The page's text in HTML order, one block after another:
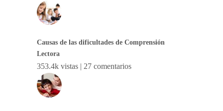
Causas de las dificultades de Comprensión
Lectora
353.4k vistas | 27 comentarios